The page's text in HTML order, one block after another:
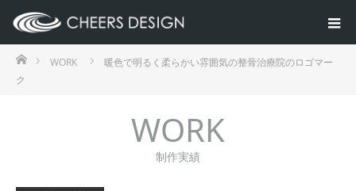
ホームWORK
暖色で明るく柔らかい雰囲気の整骨治療院のロゴマー
ク
WORK
制作実績